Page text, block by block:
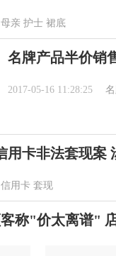
母亲 护士 裙底
名牌产品半价销
2017-05-16 11:28:25
用卡非法套现案
信用卡 套现
客称"价太离谱"